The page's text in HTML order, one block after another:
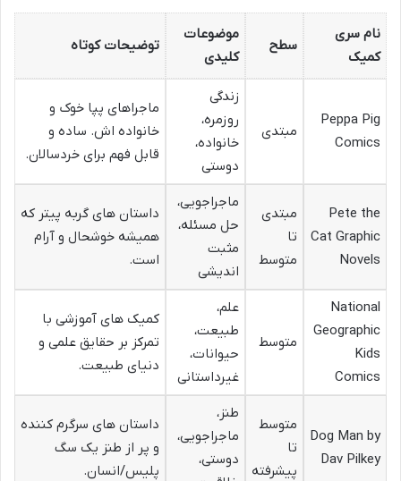
نام سری
کمیک
سطح
موضوعات
کلیدی
توضیحات کوتاه
Peppa Pig
Comics
مبتدی
زندگی
روزمره،
خانواده،
دوستی
ماجراهای پپا خوک و
خانواده اش. ساده و
قابل فهم برای خردسالان.
Pete the
Cat Graphic
Novels
مبتدی
تا
متوسط
ماجراجویی،
حل مسئله،
مثبت
اندیشی
داستان های گربه پیتر که
همیشه خوشحال و آرام
است.
National
Geographic
Kids
Comics
متوسط
علم،
طبیعت،
حیوانات،
غیرداستانی
کمیک های آموزشی با
تمرکز بر حقایق علمی و
دنیای طبیعت.
Dog Man by
Dav Pilkey
متوسط
تا
پیشرفته
طنز،
ماجراجویی،
دوستی،
داستان های سرگرم کننده
و پر از طنز یک سگ
پلیس/انسان.